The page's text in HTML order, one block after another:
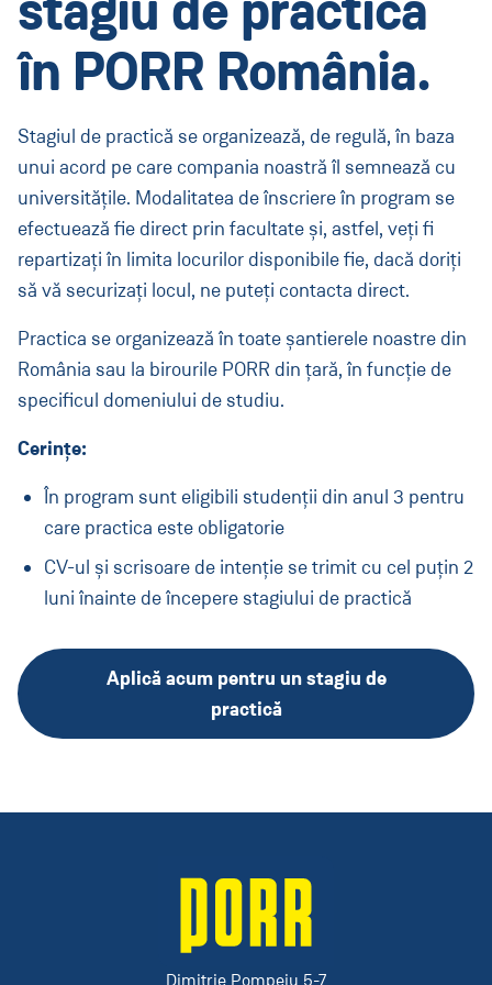
Infrastructură Proiecte Speciale
Infrastructură Mari Proiecte
Contact
Land ändern (Aktuell:
România
)
în PORR România.
Stagiul de practică se organizează, de regulă, în baza
unui acord pe care compania noastră îl semnează cu
universitățile. Modalitatea de înscriere în program se
efectuează fie direct prin facultate și, astfel, veți fi
repartizați în limita locurilor disponibile fie, dacă doriți
să vă securizați locul, ne puteți contacta direct.
Practica se organizează în toate șantierele noastre din
România sau la birourile PORR din țară, în funcție de
specificul domeniului de studiu.
Cerințe:
În program sunt eligibili studenții din anul 3 pentru
care practica este obligatorie
CV-ul și scrisoare de intenție se trimit cu cel puțin 2
luni înainte de începere stagiului de practică
Aplică acum pentru un stagiu de
practică
Dimitrie Pompeiu 5-7